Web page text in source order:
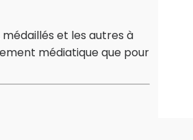
et les autres à
médiatique que pour